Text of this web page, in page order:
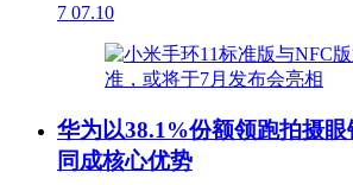
7 07.10
华为以38.1%份额领跑拍摄
同成核心优势